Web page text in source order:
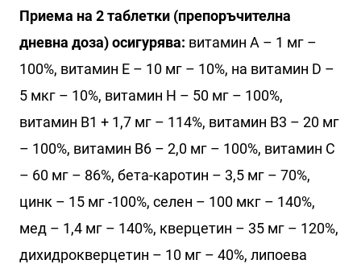
Приема на 2 таблетки (препоръчителна
дневна доза) осигурява: витамин А – 1 мг –
100%, витамин Е – 10 мг – 10%, на витамин D –
5 мкг – 10%, витамин Н – 50 мг – 100%,
витамин В1 + 1,7 мг – 114%, витамин В3 – 20 мг
– 100%, витамин В6 – 2,0 мг – 100%, витамин С
– 60 мг – 86%, бета-каротин – 3,5 мг – 70%,
цинк – 15 мг -100%, селен – 100 мкг – 140%,
мед – 1,4 мг – 140%, кверцетин – 35 мг – 120%,
дихидрокверцетин – 10 мг – 40%, липоева